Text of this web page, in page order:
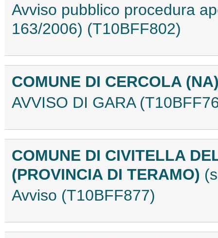
Avviso pubblico procedura
163/2006) (T10BFF802)
COMUNE DI CERCOLA
AVVISO DI GARA
COMUNE DI CIVITELLA
(PROVINCIA DI TERAMO)
Avviso (T10BFF877)